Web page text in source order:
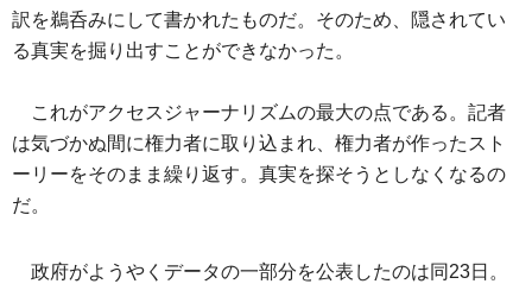
訳を鵜呑みにして書かれたものだ。そのため、隠されてい
る真実を掘り出すことができなかった。
これがアクセスジャーナリズムの最大の点である。記者
は気づかぬ間に権力者に取り込まれ、権力者が作ったスト
ーリーをそのまま繰り返す。真実を探そうとしなくなるの
だ。
政府がようやくデータの一部分を公表したのは同23日。